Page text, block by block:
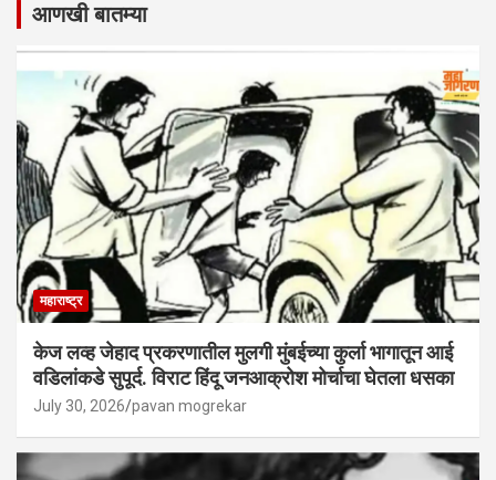
आणखी बातम्या
महाराष्ट्र
केज लव्ह जेहाद प्रकरणातील मुलगी मुंबईच्या कुर्ला भागातून आई
वडिलांकडे सुपूर्द. विराट हिंदू जनआक्रोश मोर्चाचा घेतला धसका
July 30, 2026 pavan mogrekar